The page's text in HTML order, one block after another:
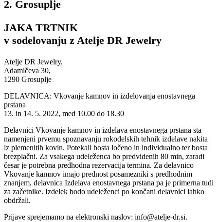
2. Grosuplje
JAKA TRTNIK
v sodelovanju z Atelje DR Jewelry
Atelje DR Jewelry,
Adamičeva 30,
1290 Grosuplje
DELAVNICA: Vkovanje kamnov in izdelovanja enostavnega
prstana
13. in 14. 5. 2022, med 10.00 do 18.30
Delavnici Vkovanje kamnov in izdelava enostavnega prstana sta
namenjeni prvemu spoznavanju rokodelskih tehnik izdelave nakita
iz plemenitih kovin. Potekali bosta ločeno in individualno ter bosta
brezplačni. Za vsakega udeleženca bo predvidenih 80 min, zaradi
česar je potrebna predhodna rezervacija termina. Za delavnico
Vkovanje kamnov imajo prednost posamezniki s predhodnim
znanjem, delavnica Izdelava enostavnega prstana pa je primerna tudi
za začetnike. Izdelek bodo udeleženci po končani delavnici lahko
obdržali.
Prijave sprejemamo na elektronski naslov: info@atelje-dr.si.